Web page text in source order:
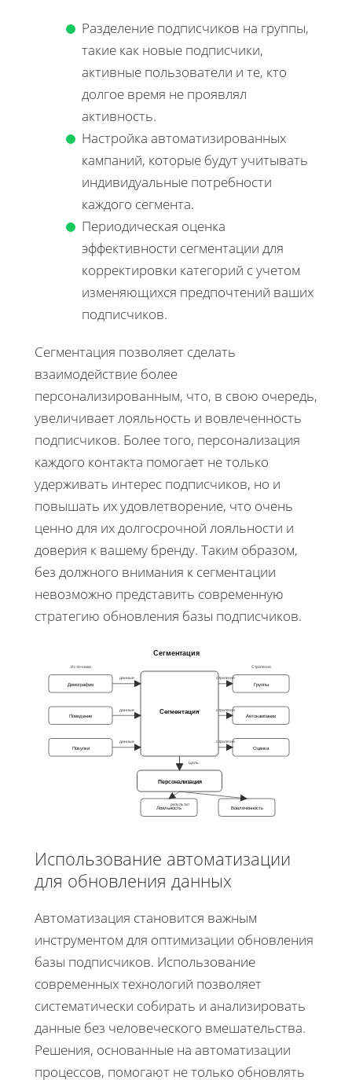
Разделение подписчиков на группы,
такие как новые подписчики,
активные пользователи и те, кто
долгое время не проявлял
активность.
Настройка автоматизированных
кампаний, которые будут учитывать
индивидуальные потребности
каждого сегмента.
Периодическая оценка
эффективности сегментации для
корректировки категорий с учетом
изменяющихся предпочтений ваших
подписчиков.
Сегментация позволяет сделать
взаимодействие более
персонализированным, что, в свою очередь,
увеличивает лояльность и вовлеченность
подписчиков. Более того, персонализация
каждого контакта помогает не только
удерживать интерес подписчиков, но и
повышать их удовлетворение, что очень
ценно для их долгосрочной лояльности и
доверия к вашему бренду. Таким образом,
без должного внимания к сегментации
невозможно представить современную
стратегию обновления базы подписчиков.
Сегментация
Источники
Демография
Поведение
Покупки
Сегментация
Стратегия
Группы
Автокампании
Оценка
Персонализация
Лояльность Вовлеченность
данные
данные
данные
стратегия
стратегия
стратегия
Цель
результат
Использование автоматизации
для обновления данных
Автоматизация становится важным
инструментом для оптимизации обновления
базы подписчиков. Использование
современных технологий позволяет
систематически собирать и анализировать
данные без человеческого вмешательства.
Решения, основанные на автоматизации
процессов, помогают не только обновлять